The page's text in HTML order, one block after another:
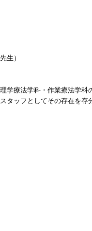
生）
学療法学科・作業療法学科
タッフとしてその存在を存